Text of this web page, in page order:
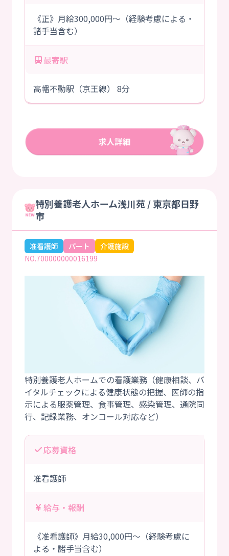
《正》月給300,000円～（経験考慮による・
諸手当含む）
最寄駅
高幡不動駅（京王線） 8分
特別養護老人ホーム浅川苑 / 東京都日野
市
准看護師 パート
介護施設
NO.700000000016199
特別養護老人ホームでの看護業務（健康相談、バ
イタルチェックによる健康状態の把握、医師の指
示による服薬管理、食事管理、感染管理、通院同
応募資格
准看護師
給与・報酬
《准看護師》月給30,000円～（経験考慮に
よる・諸手当含む）